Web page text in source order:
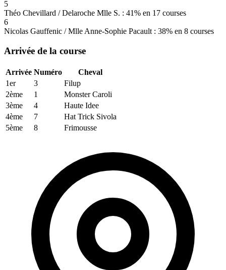
5
Théo Chevillard / Delaroche Mlle S. : 41% en 17 courses
6
Nicolas Gauffenic / Mlle Anne-Sophie Pacault : 38% en 8 courses
Arrivée de la course
Arrivée Numéro
Cheval
1er
3
Filup
2ème
1
Monster Caroli
3ème
4
Haute Idee
4ème
7
Hat Trick Sivola
5ème
8 Frimousse